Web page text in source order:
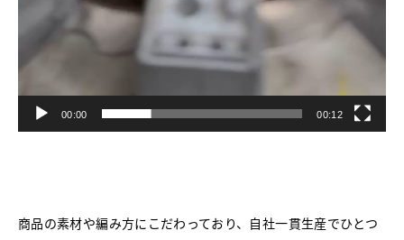
00:00 00:12
商品の素材や編み方にこだわっており、自社一貫生産でひとつ